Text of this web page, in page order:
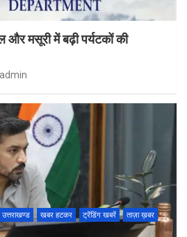
और मसूरी में बढ़ी पर्यटकों की
admin
उत्तराखण्ड खबर हटकर ट्रेंडिंग खबरें
ताज़ा ख़बर